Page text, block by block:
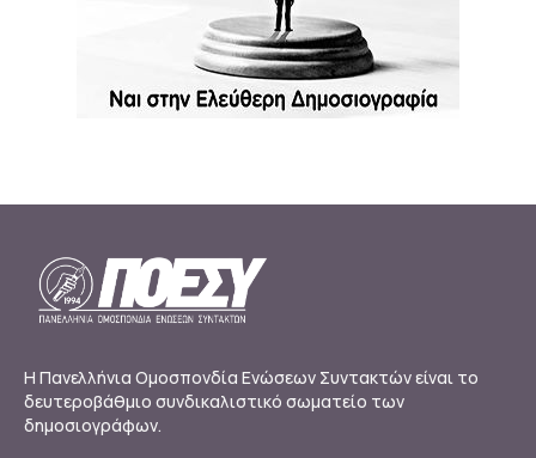
Η Πανελλήνια Ομοσπονδία Ενώσεων Συντακτών είναι το
δευτεροβάθμιο συνδικαλιστικό σωματείο των
δημοσιογράφων.